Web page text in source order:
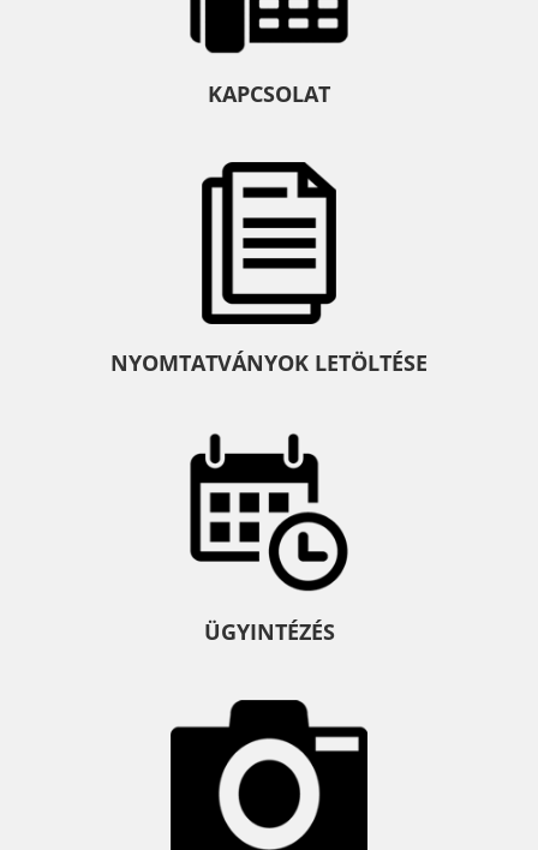
KAPCSOLAT
NYOMTATVÁNYOK LETÖLTÉSE
ÜGYINTÉZÉS